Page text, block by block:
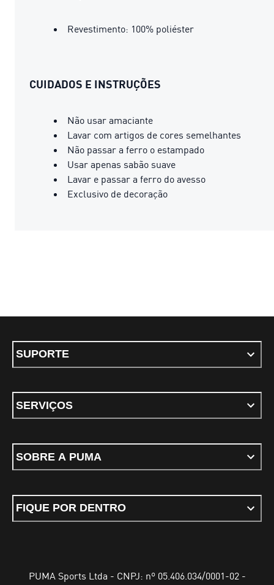
Revestimento: 100% poliéster
CUIDADOS E INSTRUÇÕES
Não usar amaciante
Lavar com artigos de cores semelhantes
Não passar a ferro o estampado
Usar apenas sabão suave
Lavar e passar a ferro do avesso
Exclusivo de decoração
SUPORTE
SERVIÇOS
SOBRE A PUMA
FIQUE POR DENTRO
PUMA Sports Ltda - CNPJ: nº 05.406.034/0001-02 -